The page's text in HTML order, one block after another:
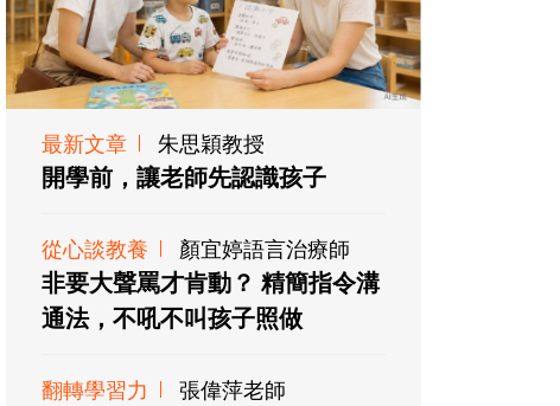
最新文章 朱思穎教授
開學前，讓老師先認識孩子
從心談教養 顏宜婷語言治療師
非要大聲罵才肯動？ 精簡指令溝
通法，不吼不叫孩子照做
翻轉學習力 張偉萍老師